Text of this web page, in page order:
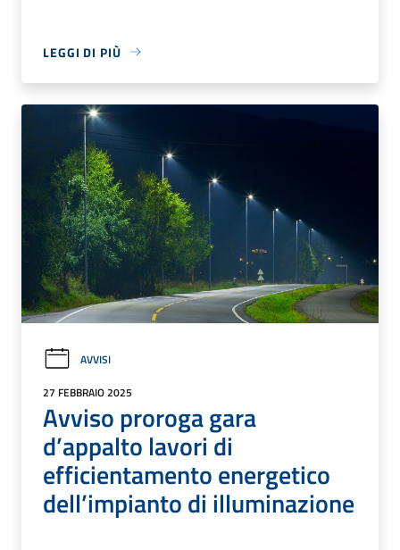
LEGGI DI PIÙ
AVVISI
27 FEBBRAIO 2025
Avviso proroga gara
d’appalto lavori di
efficientamento energetico
dell’impianto di illuminazione